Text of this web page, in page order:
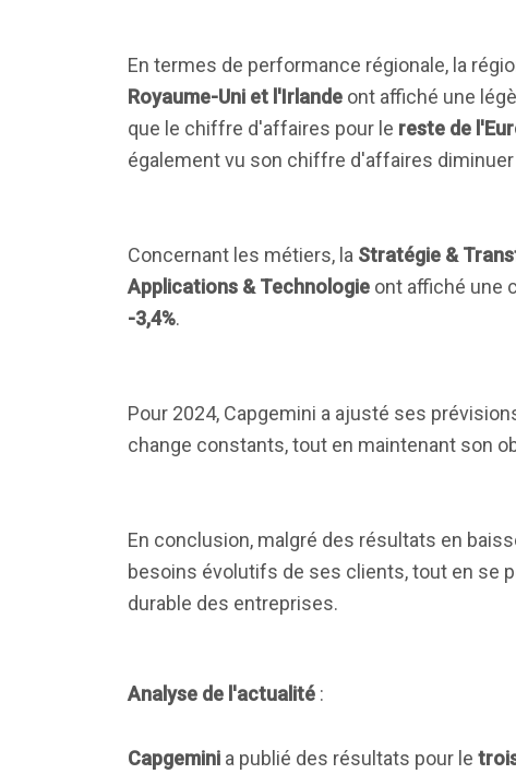
En termes de performance régionale, la
Royaume-Uni et l'Irlande ont affiché une
que le chiffre d'affaires pour le reste de
également vu son chiffre d'affaires diminuer
Concernant les métiers, la Stratégie &
Applications & Technologie ont affiché une
-3,4%.
Pour 2024, Capgemini a ajusté ses
change constants, tout en maintenant son
En conclusion, malgré des résultats en
besoins évolutifs de ses clients, tout en se
durable des entreprises.
Analyse de l'actualité :
Capgemini a publié des résultats pour le